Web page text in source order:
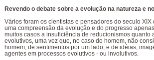
Revendo o debate sobre a evolução na natureza e
Vários foram os cientistas e pensadores do seculo
uma compreensão da evolução e do progresso
muitos casos a insuficiência de reducionismos quanto
evolutivos, uma vez que, no caso do homem, não
homem, de sentimentos por um lado, e de idéias,
agentes em processos evolutivos - ou involutivos.